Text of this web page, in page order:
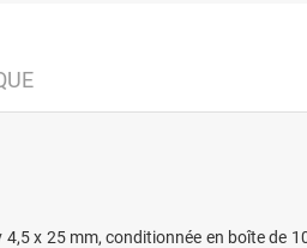
x 25 mm, conditionnée en boîte de